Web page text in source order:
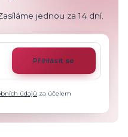
jednou za 14 dní.
Přihlásit se
údajů za účelem